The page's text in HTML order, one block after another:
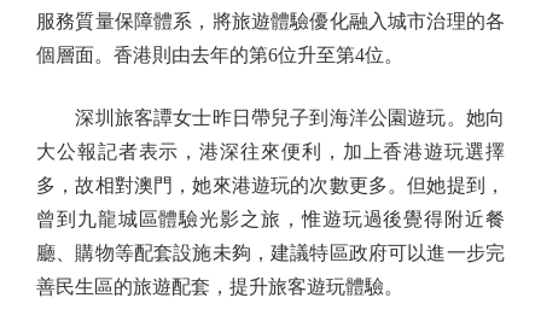
服務質量保障體系，將旅遊體驗優化融入城市治理的各
個層面。香港則由去年的第6位升至第4位。
深圳旅客譚女士昨日帶兒子到海洋公園遊玩。她向
大公報記者表示，港深往來便利，加上香港遊玩選擇
多，故相對澳門，她來港遊玩的次數更多。但她提到，
曾到九龍城區體驗光影之旅，惟遊玩過後覺得附近餐
廳、購物等配套設施未夠，建議特區政府可以進一步完
善民生區的旅遊配套，提升旅客遊玩體驗。